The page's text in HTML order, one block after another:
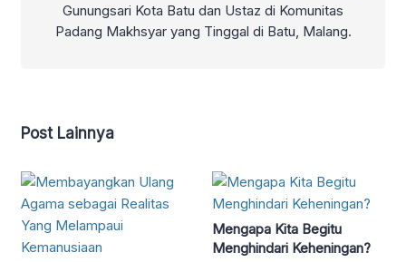
Gunungsari Kota Batu dan Ustaz di Komunitas
Padang Makhsyar yang Tinggal di Batu, Malang.
Post Lainnya
Mengapa Kita Begitu
Menghindari Keheningan?